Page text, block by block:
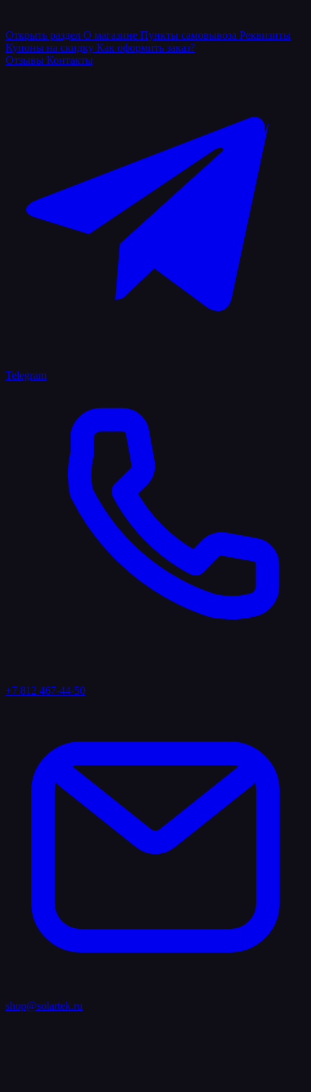
Открыть раздел О магазине Пункты самовывоза Реквизиты
Купоны на скидку Как оформить заказ?
Отзывы Контакты
Telegram
+7 812 467-44-50
shop@solartek.ru